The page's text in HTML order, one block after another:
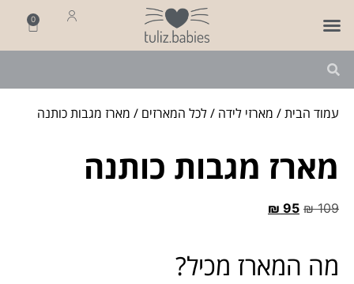
0
עמוד הבית/ מארזי לידה /לכל המארזים / מארז מגבות כותנה
מארז מגבות כותנה
₪109
₪ 95
מה המארז מכיל?